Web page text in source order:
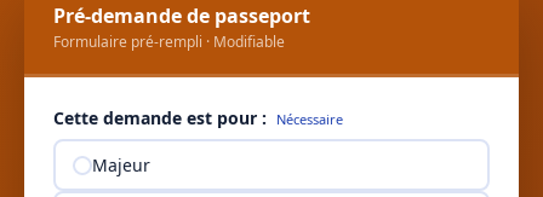
Pré-demande de passeport
Formulaire pré-rempli · Modifiable
Cette demande est pour : Nécessaire
Majeur